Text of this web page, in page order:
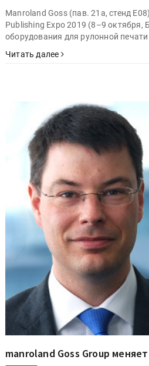
Manroland Goss (пав. 21a, стенд
Publishing Expo 2019 (8–9 октября,
оборудования для рулонной печати
Читать далее
manroland Goss Group